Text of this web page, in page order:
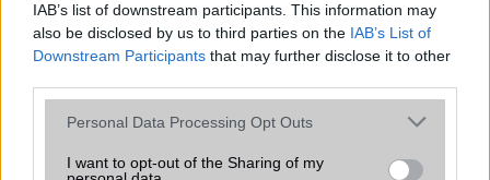
IAB’s list of downstream participants. This information may
also be disclosed by us to third parties on the IAB’s List of
Downstream Participants that may further disclose it to other
Please note that this website/app uses one or more Google
not limited to your visit or usage behaviour. You may click to
Personal Data Processing Opt Outs
I want to opt-out of the Sharing of my
Apple
Huawei